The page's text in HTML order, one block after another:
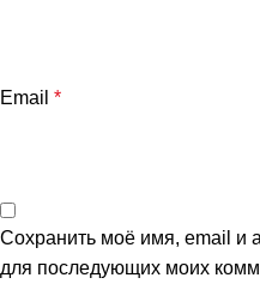
Email *
Сохранить моё имя, email и
для последующих моих